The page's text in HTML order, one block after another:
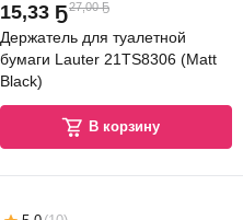
15,33 Ҕ27,00 Ҕ
Держатель для туалетной
бумаги Lauter 21TS8306 (Matt
Black)
В корзину